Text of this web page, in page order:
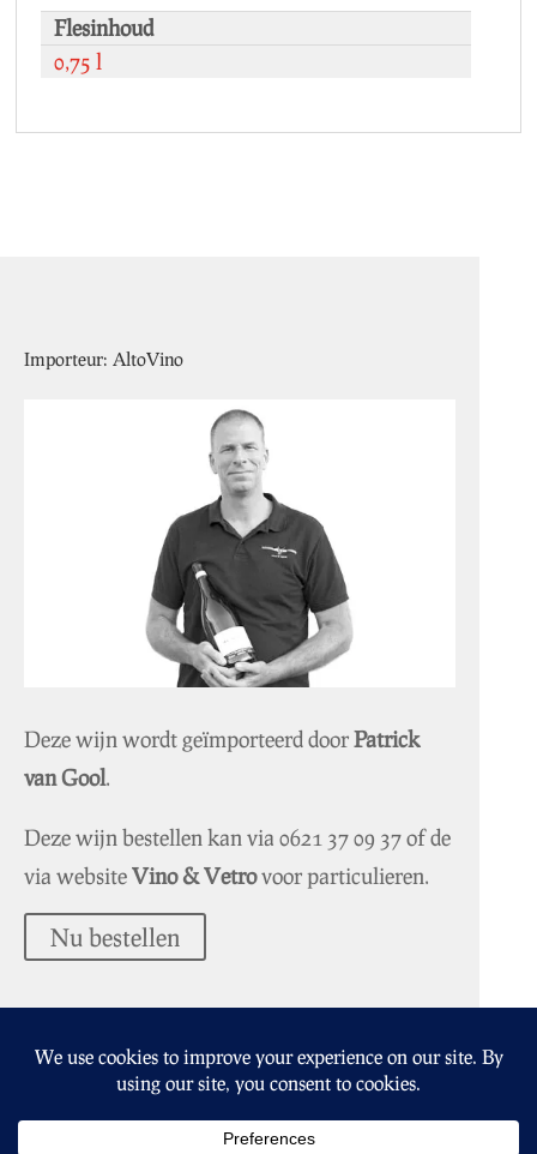
Flesinhoud
0,75 l
Importeur: AltoVino
Deze wijn wordt geïmporteerd doorPatrick
van Gool.
Deze wijn bestellen kan via 0621 37 09 37of de
via websiteVino & Vetrovoor particulieren.
Nu bestellen
Altovino.nl Geluksdruif.nl
Lavielevin.nl
Lekkersapje.nl
Events Nieuws